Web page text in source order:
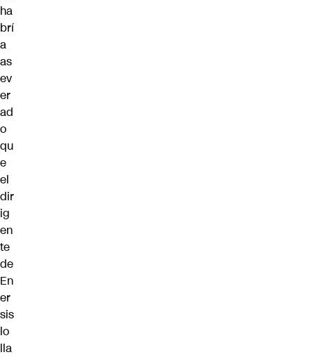
ha
brí
a
as
ev
er
ad
o
qu
e
el
dir
ig
en
te
de
En
er
sis
lo
lla